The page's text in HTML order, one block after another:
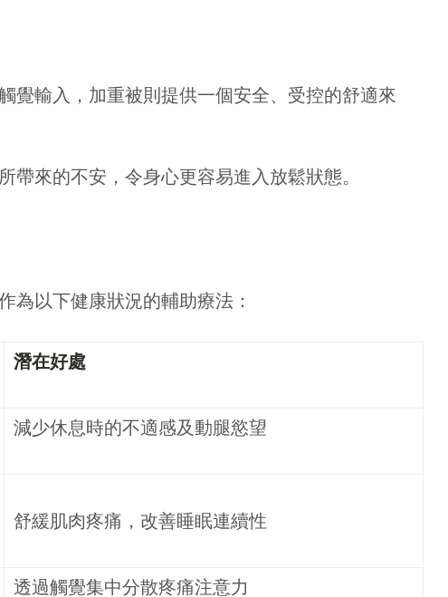
覺輸入，加重被則提供一個安全、受控的舒適來
帶來的不安，令身心更容易進入放鬆狀態。
為以下健康狀況的輔助療法：
潛在好處
減少休息時的不適感及動腿慾望
舒緩肌肉疼痛，改善睡眠連續性
透過觸覺集中分散疼痛注意力